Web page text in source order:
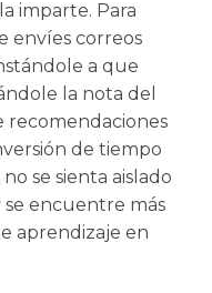
imparte. Para
envíes correos
a que
la nota del
recomendaciones
de tiempo
se sienta aislado
se encuentre más
aprendizaje en